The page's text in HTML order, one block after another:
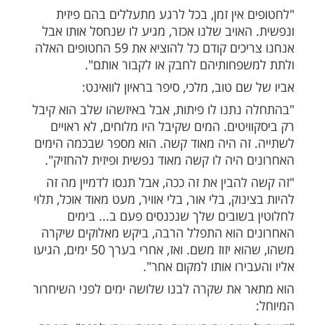
שאיתי רגב שוחרר, עומר הועבר למנהרה
לו לעמוד או לישר ידיים, עם פנס קטן.
קיבל פיתה ביום, ולאחר מכן ביסקוויט אחד
מלוחים. בחמשת הימים האחרונים נגמרה
עומר נשאר בחושך והתפלל לבורא עולם
מהמנהרה. שעתיים לאחר מכן הגיעו
אותו מהמנהרה. אחרי יומיים המפקד
אותו למנהרה, ואחד השובים אמר שיחזיר
למחרת. באותו הלילה המנהרה הופגזה, זו
השנייה שעומר הרגיש את ההשגחה
אין זמן, בכל לרגע מתעללים בהם פיזית
שלנו אכזר, מגיע לו שנחסל אותו אבל
אנחנו צריכים קודם כל להוציא את 59 החטופים האלה
לחבק או לקבור אותם".